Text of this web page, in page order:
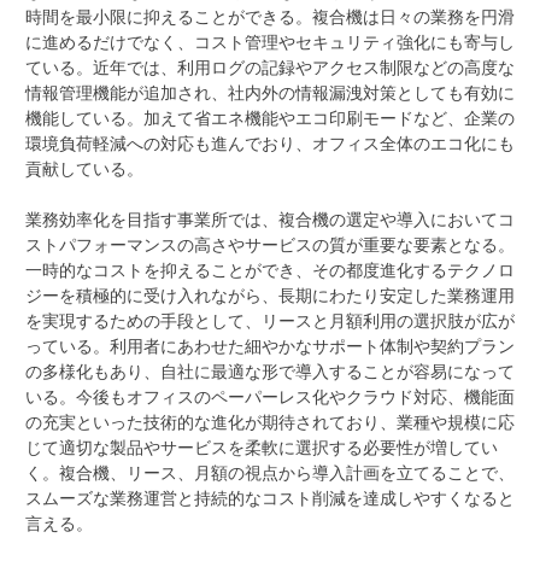
時間を最小限に抑えることができる。複合機は日々の業務を円滑
に進めるだけでなく、コスト管理やセキュリティ強化にも寄与し
ている。近年では、利用ログの記録やアクセス制限などの高度な
情報管理機能が追加され、社内外の情報漏洩対策としても有効に
機能している。加えて省エネ機能やエコ印刷モードなど、企業の
環境負荷軽減への対応も進んでおり、オフィス全体のエコ化にも
貢献している。
業務効率化を目指す事業所では、複合機の選定や導入においてコ
ストパフォーマンスの高さやサービスの質が重要な要素となる。
一時的なコストを抑えることができ、その都度進化するテクノロ
ジーを積極的に受け入れながら、長期にわたり安定した業務運用
を実現するための手段として、リースと月額利用の選択肢が広が
っている。利用者にあわせた細やかなサポート体制や契約プラン
の多様化もあり、自社に最適な形で導入することが容易になって
いる。今後もオフィスのペーパーレス化やクラウド対応、機能面
の充実といった技術的な進化が期待されており、業種や規模に応
じて適切な製品やサービスを柔軟に選択する必要性が増してい
く。複合機、リース、月額の視点から導入計画を立てることで、
スムーズな業務運営と持続的なコスト削減を達成しやすくなると
言える。